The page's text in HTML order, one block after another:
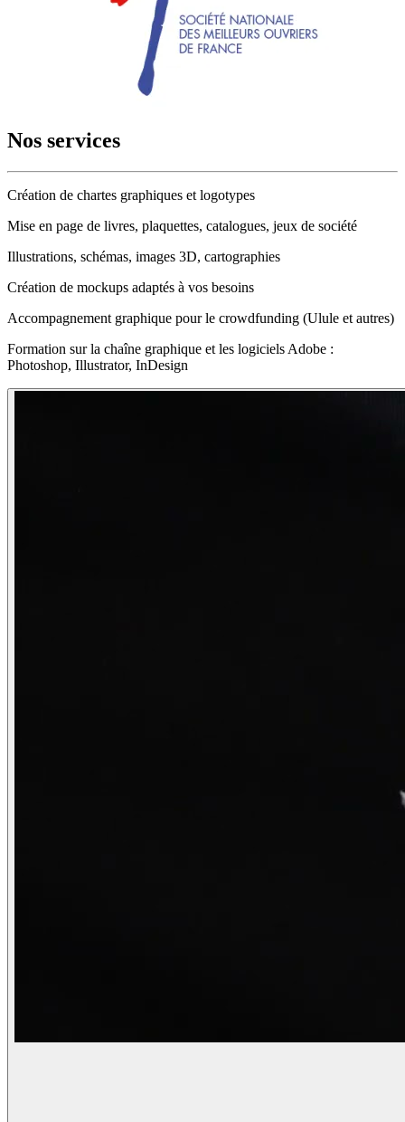
Nos services
Création de chartes graphiques et logotypes
Mise en page de livres, plaquettes, catalogues, jeux de société
Illustrations, schémas, images 3D, cartographies
Création de mockups adaptés à vos besoins
Accompagnement graphique pour le crowdfunding (Ulule et autres)
Formation sur la chaîne graphique et les logiciels Adobe :
Photoshop, Illustrator, InDesign